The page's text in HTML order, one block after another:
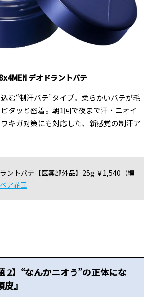
8x4MEN デオドラントパテ
む“制汗パテ”タイプ。柔らかいパテが毛
タッと密着。朝1回で夜まで汗・ニオイ
キガ対策にも対応した、新感覚の制汗ア
ントパテ【医薬部外品】25g ￥1,540（編
ア花王
2】“なんかニオう”の正体にな
』